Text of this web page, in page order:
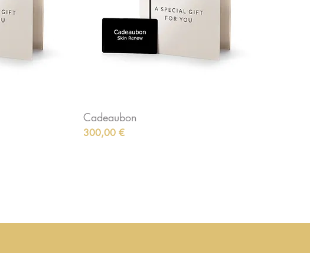
Cadeaubon
Preis
300,00 €